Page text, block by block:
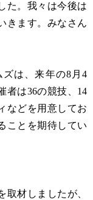
た。我々は今後は
きます。みなさん
は、来年の8月4
者は36の競技、14
などを用意してお
ことを期待してい
材しましたが、